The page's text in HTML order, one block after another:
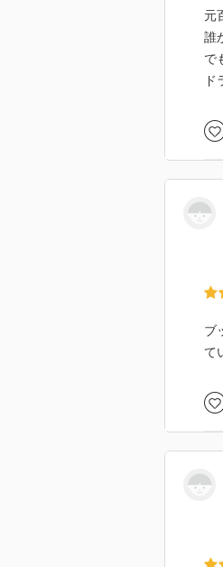
元
誰
で
ブ
て